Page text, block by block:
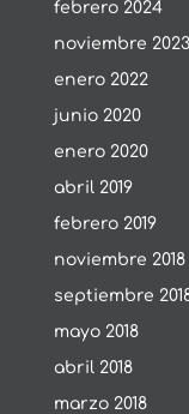
febrero 2024
noviembre 2023
enero 2022
junio 2020
enero 2020
abril 2019
febrero 2019
noviembre 2018
septiembre
mayo 2018
abril 2018
marzo 2018